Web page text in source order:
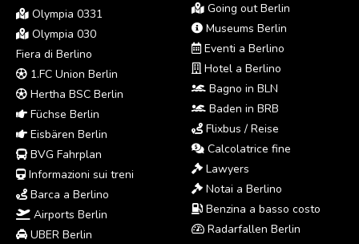
Olympia 0331
Olympia 030
Fiera di Berlino
1.FC Union Berlin
Hertha BSC Berlin
Füchse Berlin
Eisbären Berlin
BVG Fahrplan
Informazioni sui treni
Barca a Berlino
Airports Berlin
UBER Berlin
Going out Berlin
Museums Berlin
Eventi a Berlino
Hotel a Berlino
Bagno in BLN
Baden in BRB
Flixbus / Reise
Calcolatrice fine
Lawyers
Notai a Berlino
Benzina a basso costo
Radarfallen Berlin